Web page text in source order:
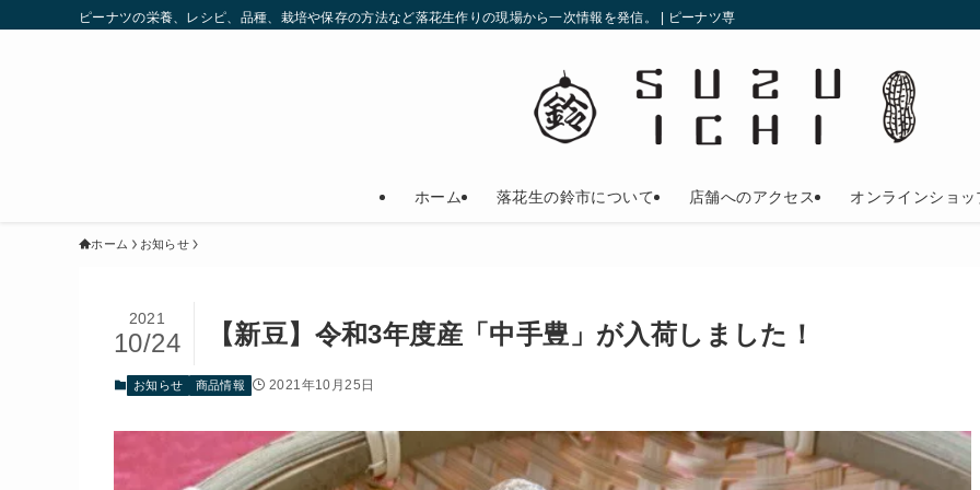
ピーナツの栄養、レシピ、品種、栽培や保存の方法など落花生作りの現場から一次情報を発信。 | ピーナツ専門店の鈴市
ホーム 落花生の鈴市について 店舗へのアクセス オンラインショッ
ホーム お知らせ
【新豆】令和3年度産「中手豊」が入荷しました！
2021
10/24
お知らせ 商品情報 2021年10月25日